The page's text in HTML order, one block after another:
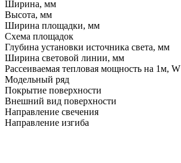
Ширина, мм
Высота, мм
Ширина площадки, мм
Схема площадок
Глубина установки источника света, мм
Ширина световой линии, мм
Рассеиваемая тепловая мощность на 1м, W
Модельный ряд
Покрытие поверхности
Внешний вид поверхности
Направление свечения
Направление изгиба